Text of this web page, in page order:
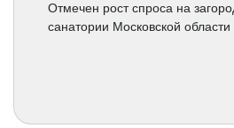
Отмечен рост спроса на
санатории Московской области